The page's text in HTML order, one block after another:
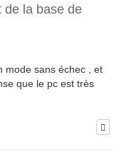
de la base de
mode sans échec , et
que le pc est très